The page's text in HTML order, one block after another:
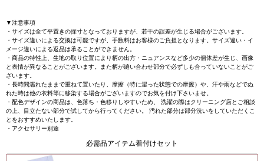
▼注意事項
・サイズは全て平置きの採寸となっておりますが、若干の誤差が生じる場合がございます。
・サイズ違いによる交換は可能ですが、手数料はお客様のご負担となります。サイズ違い・イ
メージ違いによる返品は承ることができません。
・商品の特性上、生地の取り位置により柄の出方・ニュアンスなど多少の個体差が生じ、画像
と表情が異なることがございます。また柄が縫い合わせ部分で必ずしも合っていないことがご
ざいます。
・長時間濡れたままで重ねて置いたり、摩擦（特に湿った状態での摩擦）や、汗や雨などでぬ
れた時は他の衣料等に移染する場合がございますのでお気を付け下さいませ。
・配色デザインの商品は、色落ち・色移りしやすいため、 洗濯の際はクリーニング店とご相談
の上、目立たない部分で試してから行ってください。 汚れた部分は部分洗いをしていただくこ
とをおすすめいたします。
・アクセサリー別途
必需品アイテム着付けセット